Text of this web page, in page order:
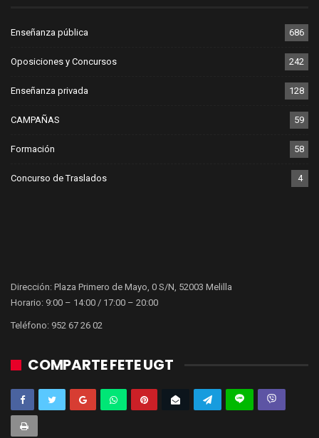
Enseñanza pública 686
Oposiciones y Concursos 242
Enseñanza privada 128
CAMPAÑAS 59
Formación 58
Concurso de Traslados 4
Dirección: Plaza Primero de Mayo, 0 S/N, 52003 Melilla
Horario: 9:00 – 14:00 / 17:00 – 20:00
Teléfono: 952 67 26 02
COMPARTE FETE UGT